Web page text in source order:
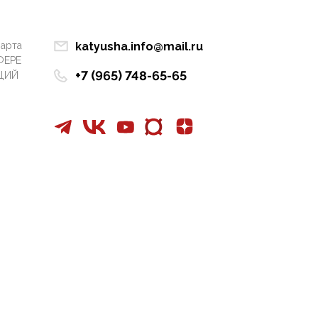
ценностей: «Новые
люди» поднимают
электорат феминисток
на битву с
katyusha.info@mail.ru
+7 (965) 748-65-65